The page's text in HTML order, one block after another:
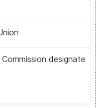
designate